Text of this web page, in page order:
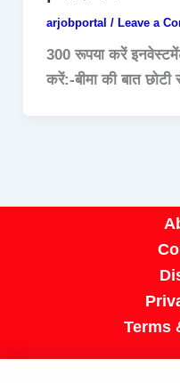
arjobportal / Leave a
300 रूपया करें
करें:-बीमा की बात
Terms